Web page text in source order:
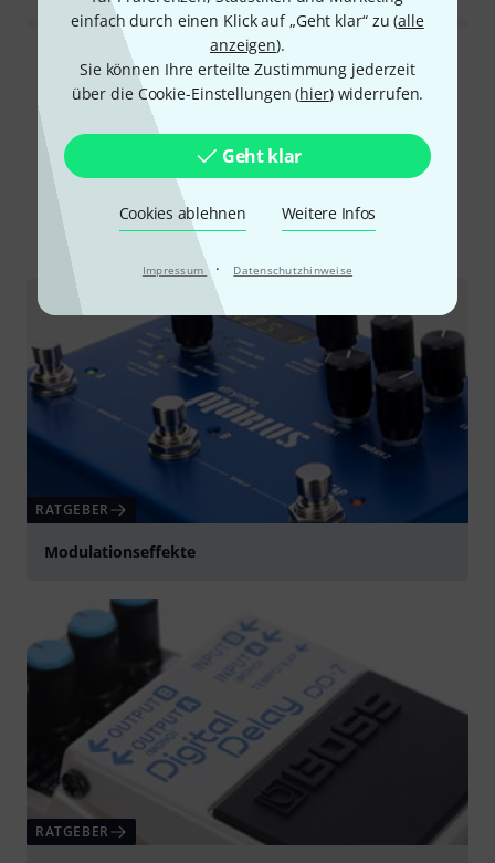
einfach durch einen Klick auf „Geht klar“ zu (alle
anzeigen).
Sie können Ihre erteilte Zustimmung jederzeit
über die Cookie-Einstellungen (hier) widerrufen.
Geht klar
Cookies ablehnen Weitere Infos
Impressum · Datenschutzhinweise
Alle Bewertungen lesen
Schon gewusst?
Alle Ratgeber
RATGEBER
Modulationseffekte
RATGEBER